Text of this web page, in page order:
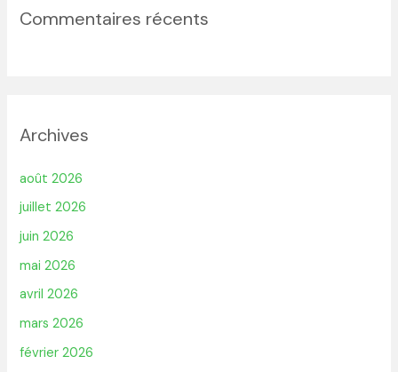
Commentaires récents
Archives
août 2026
juillet 2026
juin 2026
mai 2026
avril 2026
mars 2026
février 2026